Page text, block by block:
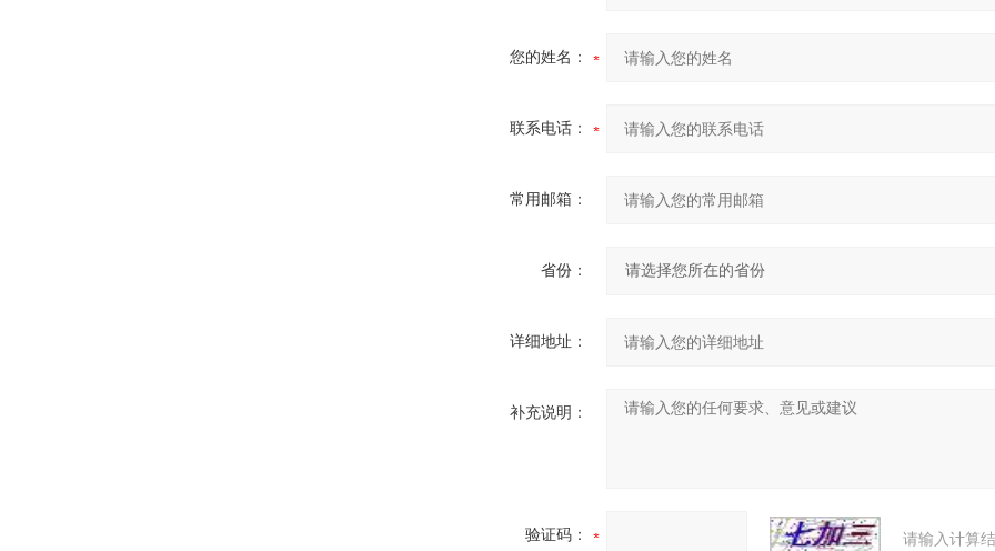
您的姓名：
联系电话：
常用邮箱：
省份：
详细地址：
补充说明：
验证码： 请输入计算